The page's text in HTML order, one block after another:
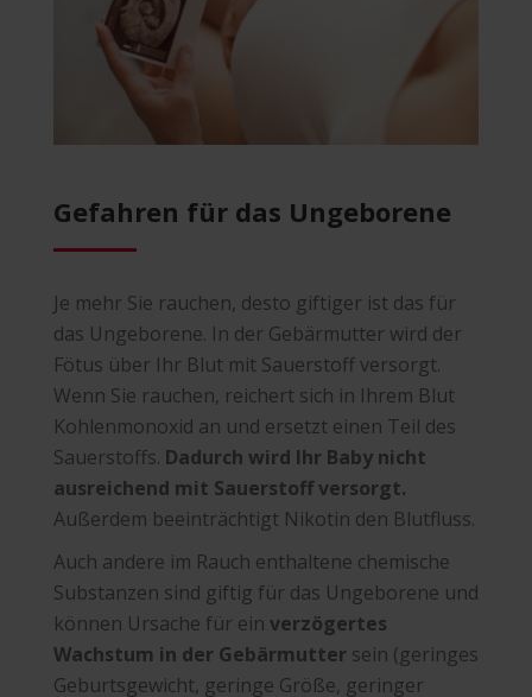
Gefahren für das Ungeborene
Je mehr Sie rauchen, desto giftiger ist das für
das Ungeborene. In der Gebärmutter wird der
Fötus über Ihr Blut mit Sauerstoff versorgt.
Wenn Sie rauchen, reichert sich in Ihrem Blut
Kohlenmonoxid an und ersetzt einen Teil des
Sauerstoffs. Dadurch wird Ihr Baby nicht
ausreichend mit Sauerstoff versorgt.
Außerdem beeinträchtigt Nikotin den Blutfluss.
Auch andere im Rauch enthaltene chemische
Substanzen sind giftig für das Ungeborene und
können Ursache für ein verzögertes
Wachstum in der Gebärmutter sein (geringes
Geburtsgewicht, geringe Größe, geringer